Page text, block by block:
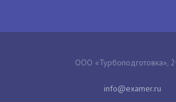
ООО «Турбоподготовка»,